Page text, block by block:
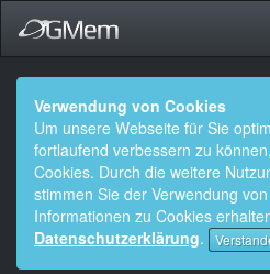
Verwendung von Cookies
Um unsere Webseite für Sie
fortlaufend verbessern zu
Cookies. Durch die weitere
stimmen Sie der Verwendung
Informationen zu Cookies
Datenschutzerklärung.